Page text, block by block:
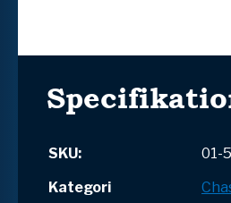
SKU:
01-
Kategori